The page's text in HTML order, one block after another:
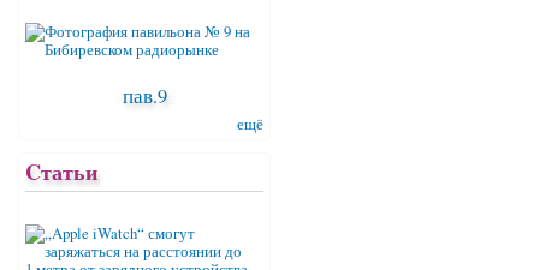
пав.9
ещё
Cтатьи